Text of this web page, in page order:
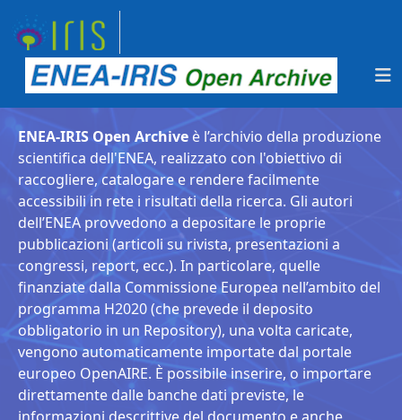
ENEA-IRIS Open Archive è l’archivio della produzione
scientifica dell'ENEA, realizzato con l'obiettivo di
raccogliere, catalogare e rendere facilmente
accessibili in rete i risultati della ricerca. Gli autori
dell’ENEA provvedono a depositare le proprie
pubblicazioni (articoli su rivista, presentazioni a
congressi, report, ecc.). In particolare, quelle
finanziate dalla Commissione Europea nell’ambito del
programma H2020 (che prevede il deposito
obbligatorio in un Repository), una volta caricate,
vengono automaticamente importate dal portale
europeo OpenAIRE. È possibile inserire, o importare
direttamente dalle banche dati previste, le